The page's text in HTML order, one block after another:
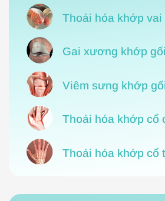
Thoái hóa khớp vai
Gai xương khớp gối
Viêm sưng khớp
Thoái hóa khớp cổ
Thoái hóa khớp cổ